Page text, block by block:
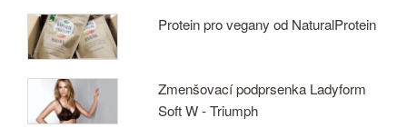
Protein pro vegany od NaturalProtein
Zmenšovací podprsenka Ladyform
Soft W - Triumph